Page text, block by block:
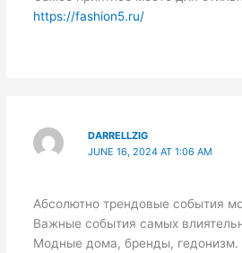
https://fashion5.ru/
DARRELLZIG
JUNE 16, 2024 AT 1:06 AM
Абсолютно трендовые события
Важные события самых
Модные дома, бренды, гедонизм.